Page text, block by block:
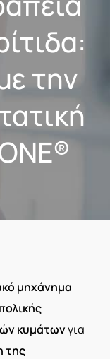
την
μηχάνημα
κυμάτωνγια
της